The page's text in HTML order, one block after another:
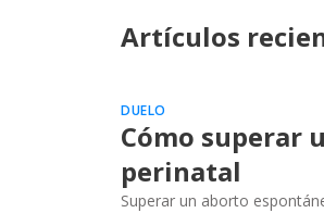
Artículos
DUELO
Cómo superar
perinatal
Superar un aborto